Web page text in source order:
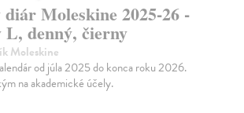
diár Moleskine 2025-26 -
L, denný, čierny
Moleskine
od júla 2025 do konca roku 2026.
na akademické účely.